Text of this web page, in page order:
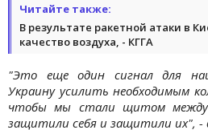
Читайте также:
В результате ракетной атаки в
качество воздуха, - КГГА
"Это еще один сигнал для
Украину усилить необходимым
чтобы мы стали щитом между
защитили себя и защитили их", -